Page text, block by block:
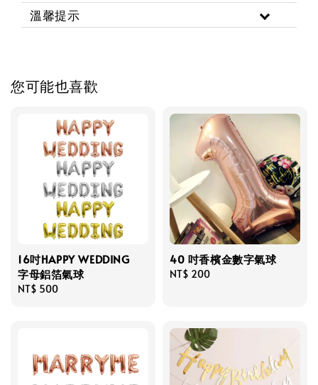
溫馨提示
您可能也喜歡
16吋HAPPY WEDDING
字母鋁箔氣球
Regular
NT$ 500
40 吋香檳金數字氣球
Regular
NT$ 200